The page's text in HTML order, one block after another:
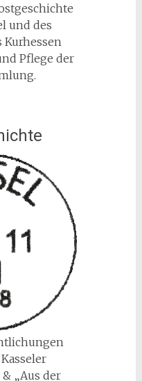
und des
Kurhessen
Pflege der
„Aus der